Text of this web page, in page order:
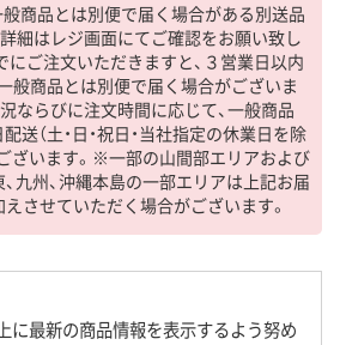
商品とは別便で届く場合がある別送品
細はレジ画面にてご確認をお願い致し
にご注文いただきますと、３営業日以内
般商品とは別便で届く場合がございま
ならびに注文時間に応じて、一般商品
配送（土・日・祝日・当社指定の休業日を除
ざいます。※一部の山間部エリアおよび
、九州、沖縄本島の一部エリアは上記お届
させていただく場合がございます。
に最新の商品情報を表示するよう努め